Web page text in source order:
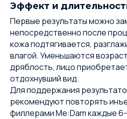
Эффект и
Первые результаты можно
непосредственно после
кожа подтягивается,
влагой. Уменьшаются
дряблость, лицо
отдохнувший вид.
Для поддержания
рекомендуют повторять
филлерами Me:Dam каждые